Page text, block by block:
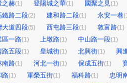
之赫(1) 登陽城之華(1) 國聚之見(1)
鐵路二段(2) 建和路二段(1) 永安一巷
大道四段(5) 西屯路三段(1) 敦富路(1)
區一路(1) 上墩路(1) 中山路一段(1)
路五段(1) 皇城街(1) 北興街(1)
興
南路(1) 河北一街(1) 保成五街(1)
路(1) 軍榮五街(1) 福科路(1)
忠明